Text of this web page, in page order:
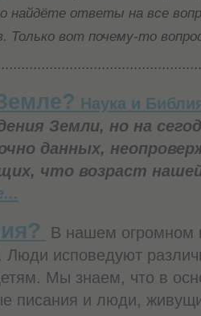
найдёте ответы на все
Только вот почему-то
Наука и
Земли, но на
данных,
что возраст
В нашем огромном
Люди исповедуют
Мы знаем, что в
писания и люди,